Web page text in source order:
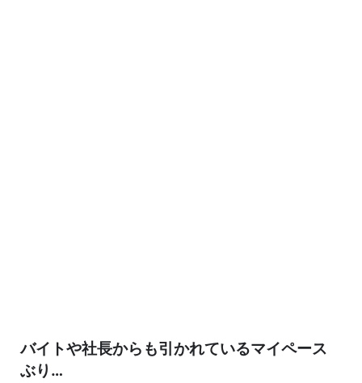
バイトや社長からも引かれているマイペース
ぶり…